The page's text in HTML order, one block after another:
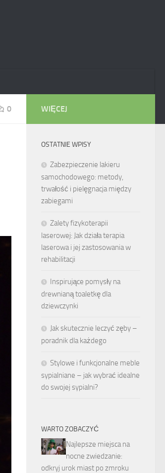
0 WIĘCEJ
OSTATNIE WPISY
Zabezpieczenie lakieru
samochodowego: metody,
trwałość i pielęgnacja między
zabiegami
Zalety fizykoterapii
laserowej: Jak działa terapia
laserowa i jej zastosowania w
rehabilitacji
Inspirujące pomysły na
drewnianą toaletkę dla
dziewczynki
Jak skutecznie leczyć zęby –
poradnik dla każdego
Stylowe i funkcjonalne meble
sypialniane – jak wybrać idealne
do swojej sypialni?
WARTO ZOBACZYĆ
Najlepsze miejsca na
nocne zwiedzanie:
odkryj urok miast po zmroku